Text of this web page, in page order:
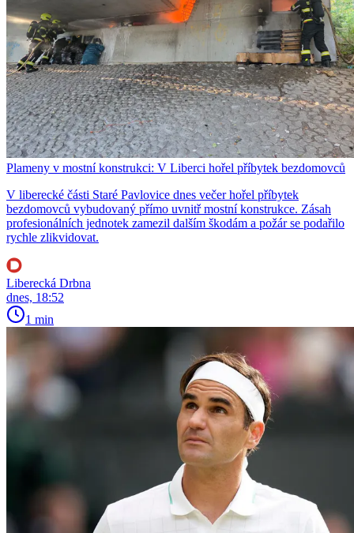
Plameny v mostní konstrukci: V Liberci hořel příbytek bezdomovců
V liberecké části Staré Pavlovice dnes večer hořel příbytek
bezdomovců vybudovaný přímo uvnitř mostní konstrukce. Zásah
profesionálních jednotek zamezil dalším škodám a požár se podařilo
rychle zlikvidovat.
Liberecká Drbna
dnes, 18:52
1 min